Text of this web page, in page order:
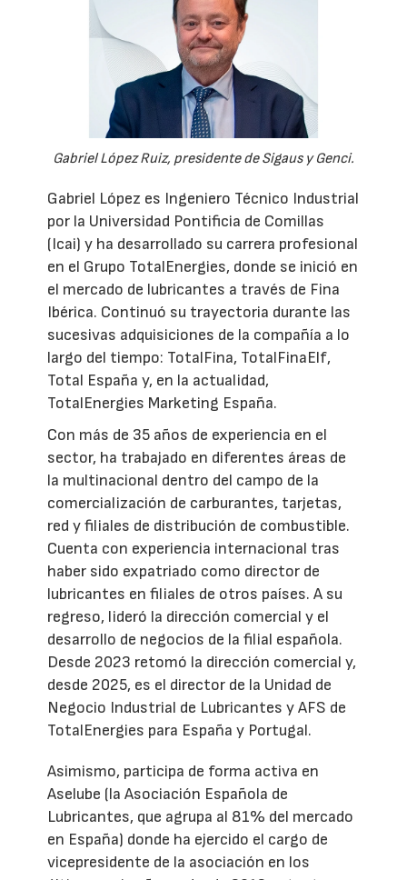
Gabriel López Ruiz, presidente de Sigaus y Genci.
Gabriel López es Ingeniero Técnico Industrial
por la Universidad Pontificia de Comillas
(Icai) y ha desarrollado su carrera profesional
en el Grupo TotalEnergies, donde se inició en
el mercado de lubricantes a través de Fina
Ibérica. Continuó su trayectoria durante las
sucesivas adquisiciones de la compañía a lo
largo del tiempo: TotalFina, TotalFinaElf,
Total España y, en la actualidad,
TotalEnergies Marketing España.
Con más de 35 años de experiencia en el
sector, ha trabajado en diferentes áreas de
la multinacional dentro del campo de la
comercialización de carburantes, tarjetas,
red y filiales de distribución de combustible.
Cuenta con experiencia internacional tras
haber sido expatriado como director de
lubricantes en filiales de otros países. A su
regreso, lideró la dirección comercial y el
desarrollo de negocios de la filial española.
Desde 2023 retomó la dirección comercial y,
desde 2025, es el director de la Unidad de
Negocio Industrial de Lubricantes y AFS de
TotalEnergies para España y Portugal.
Asimismo, participa de forma activa en
Aselube (la Asociación Española de
Lubricantes, que agrupa al 81% del mercado
en España) donde ha ejercido el cargo de
vicepresidente de la asociación en los